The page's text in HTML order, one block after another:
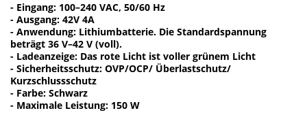
- Eingang: 100–240 VAC, 50/60 Hz
- Ausgang: 42V 4A
- Anwendung: Lithiumbatterie. Die Standardspannung
beträgt 36 V–42 V (voll).
- Ladeanzeige: Das rote Licht ist voller grünem Licht
- Sicherheitsschutz: OVP/OCP/ Überlastschutz/
Kurzschlussschutz
- Farbe: Schwarz
- Maximale Leistung: 150 W